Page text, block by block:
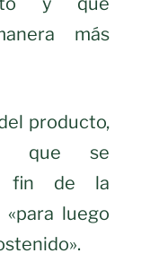
más
producto,
que se
fin de la
«para luego